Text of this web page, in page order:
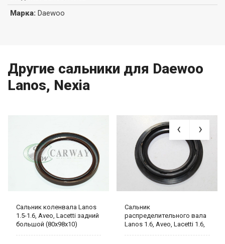
Марка: Daewoo
Другие сальники для Daewoo
Lanos, Nexia
Сальник коленвала Lanos
1.5-1.6, Aveo, Lacetti задний
большой (80x98x10)
Сальник
распределительного вала
Lanos 1.6, Aveo, Lacetti 1.6,